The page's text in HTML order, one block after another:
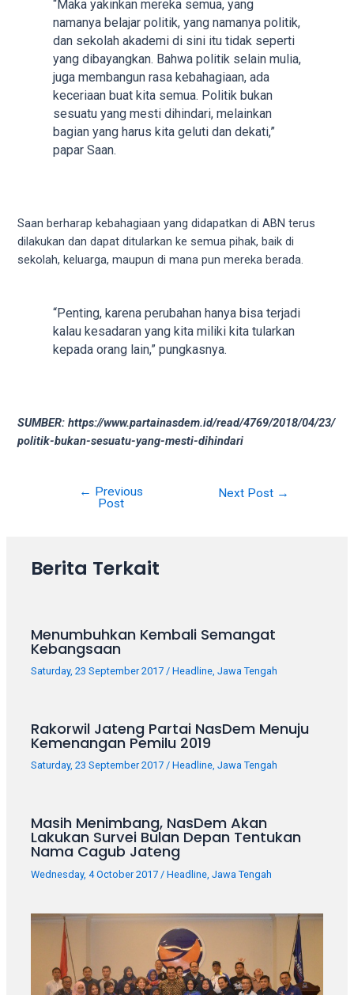
corresponding
completely
free!
“Maka yakinkan mereka semua, yang
namanya belajar politik, yang namanya politik,
dan sekolah akademi di sini itu tidak seperti
yang dibayangkan. Bahwa politik selain mulia,
juga membangun rasa kebahagiaan, ada
keceriaan buat kita semua. Politik bukan
sesuatu yang mesti dihindari, melainkan
bagian yang harus kita geluti dan dekati,”
papar Saan.
Saan berharap kebahagiaan yang didapatkan di ABN terus
dilakukan dan dapat ditularkan ke semua pihak, baik di
sekolah, keluarga, maupun di mana pun mereka berada.
“Penting, karena perubahan hanya bisa terjadi
kalau kesadaran yang kita miliki kita tularkan
kepada orang lain,” pungkasnya.
SUMBER: https://www.partainasdem.id/read/4769/2018/04/23/
politik-bukan-sesuatu-yang-mesti-dihindari
← Previous
Post
Next Post →
Berita Terkait
Menumbuhkan Kembali Semangat
Kebangsaan
Saturday, 23 September 2017/Headline,Jawa Tengah
Rakorwil Jateng Partai NasDem Menuju
Kemenangan Pemilu 2019
Saturday, 23 September 2017/Headline,Jawa Tengah
Masih Menimbang, NasDem Akan
Lakukan Survei Bulan Depan Tentukan
Nama Cagub Jateng
Wednesday, 4 October 2017 /Headline ,Jawa Tengah